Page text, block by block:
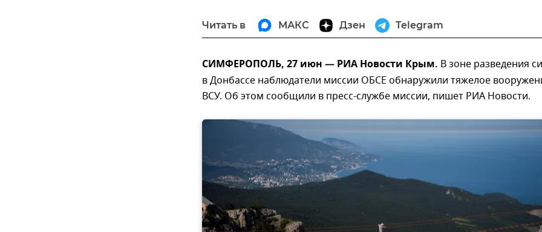
Читать в МАКС Дзен Telegram
СИМФЕРОПОЛЬ, 27 июн — РИА Новости Крым. В зоне разведения
в Донбассе наблюдатели миссии ОБСЕ обнаружили тяжелое
ВСУ. Об этом сообщили в пресс-службе миссии, пишет РИА Новости.